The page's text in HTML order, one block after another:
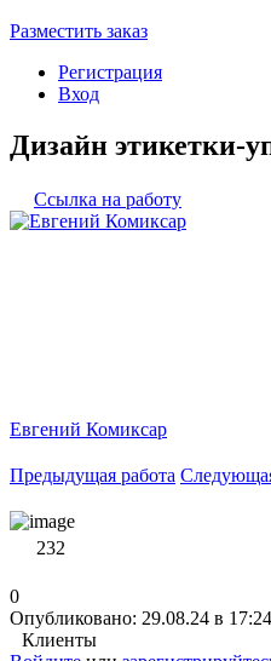
Разместить заказ
Регистрация
Вход
Дизайн этикетки-
Ссылка на работу
Евгений Комиксар
Предыдущая работа
232
0
Опубликовано: 29.08.24 в 17:24
Клиенты